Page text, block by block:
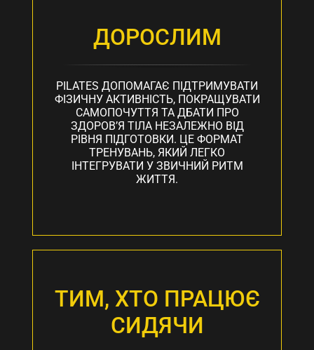
ДОРОСЛИМ
PILATES ДОПОМАГАЄ ПІДТРИМУВАТИ
ФІЗИЧНУ АКТИВНІСТЬ, ПОКРАЩУВАТИ
САМОПОЧУТТЯ ТА ДБАТИ ПРО
ЗДОРОВ’Я ТІЛА НЕЗАЛЕЖНО ВІД
РІВНЯ ПІДГОТОВКИ. ЦЕ ФОРМАТ
ТРЕНУВАНЬ, ЯКИЙ ЛЕГКО
ІНТЕГРУВАТИ У ЗВИЧНИЙ РИТМ
ЖИТТЯ.
ТИМ, ХТО ПРАЦЮЄ
СИДЯЧИ